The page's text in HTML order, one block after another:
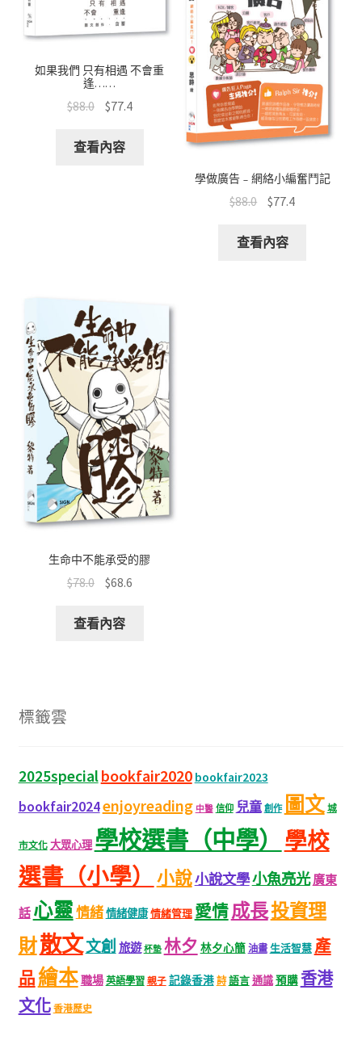
如果我們 只有相遇 不會重
逢……
$88.0 $77.4
查看內容
學做廣告﹣網絡小編奮鬥記
$88.0 $77.4
查看內容
生命中不能承受的膠
$78.0 $68.6
查看內容
標籤雲
2025specialbookfair2020 bookfair2023
bookfair2024enjoyreading 中醫 信仰 兒童 創作 圖文 城
市文化 大眾心理 學校選書（中學）
學校
選書（小學）
小說小說文學小魚亮光 廣東
話 心靈情緒情緒健康情緒管理 愛情成長投資理
財散文文創 旅遊 杯墊 林夕 林夕心簡 油畫 生活智慧 產
品繪本職場 英語學習 親子 記錄香港 詩 語言通識預購香港
文化 香港歷史